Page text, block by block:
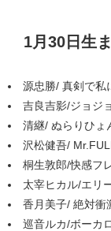
1月30日生
源忠勝/ 真剣で私
吉良吉影/ジョジ
清継/ ぬらりひょ
沢松健吾/
桐生敦郎/快感フ
太宰ヒカル/エリ
香月美子/ 絶対衝
巡音ルカ/ボーカ